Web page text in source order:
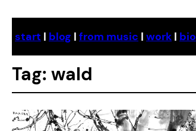
content
start | blog | from music | work | bio
Tag: wald